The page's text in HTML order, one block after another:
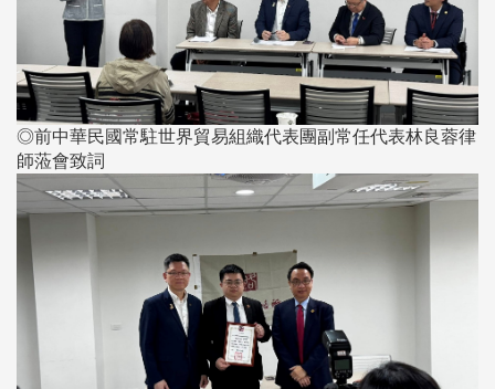
◎前中華民國常駐世界貿易組織代表團副常任代表林良蓉律
師蒞會致詞